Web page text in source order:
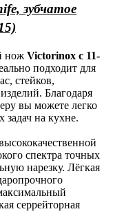
зубчатое
нож Victorinox с 11-
подходит для
стейков,
Благодаря
вы можете легко
задач на кухне.
спектра точных
нарезку. Лёгкая
серрейторная